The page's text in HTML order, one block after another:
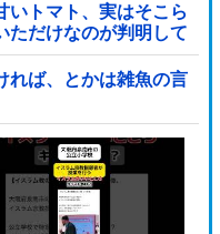
いトマト、実はそこら
ただけなのが判明して
れば、とかは雑魚の言